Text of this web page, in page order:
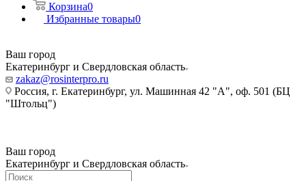
Корзина0
Избранные товары0
Ваш город
Екатеринбург и Свердловская область
zakaz@rosinterpro.ru
Россия, г. Екатеринбург, ул. Машинная 42 "А", оф. 501 (БЦ
"Штольц")
Ваш город
Екатеринбург и Свердловская область